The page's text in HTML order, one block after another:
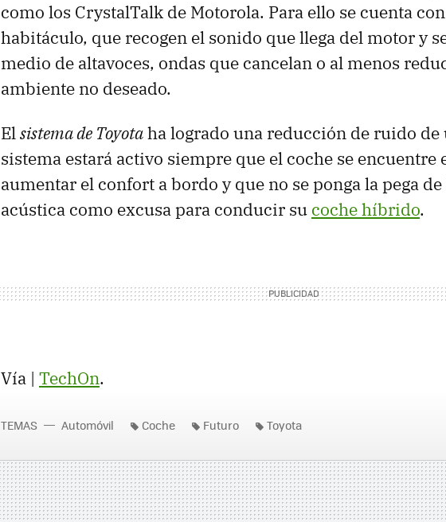
como los CrystalTalk de Motorola. Para ello se cuenta
habitáculo, que recogen el sonido que llega del motor y
medio de altavoces, ondas que cancelan o al menos
ambiente no deseado.
Elsistema de Toyotaha logrado una reducción de ruido de
sistema estará activo siempre que el coche se encuentre
aumentar el confort a bordo y que no se ponga la pega
acústica como excusa para conducir su coche híbrido.
Vía | TechOn.
TEMAS Automóvil Coche Futuro Toyota